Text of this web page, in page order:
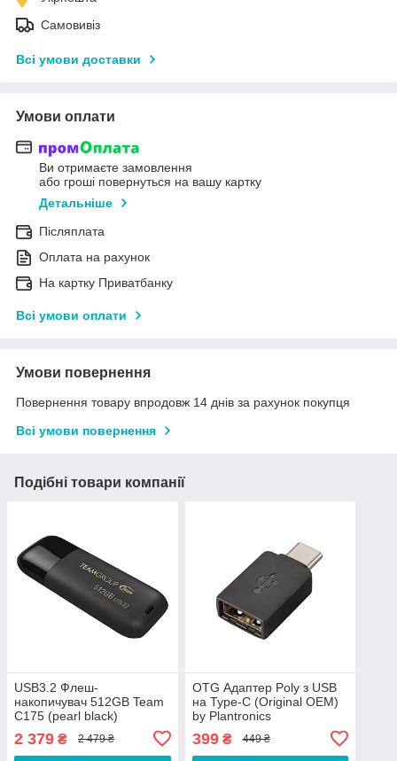
Самовивіз
Всі умови доставки
Умови оплати
Ви отримаєте замовлення
або гроші повернуться на вашу картку
Детальніше
Післяплата
Оплата на рахунок
На картку Приватбанку
Всі умови оплати
Умови повернення
Повернення товару впродовж 14 днів за рахунок покупця
Всі умови повернення
Подібні товари компанії
USB3.2 Флеш-
накопичувач 512GB Team
C175 (pearl black)
2 379 ₴ 2 479 ₴
OTG Адаптер Poly з USB
на Type-C (Original OEM)
by Plantronics
399₴ 449 ₴